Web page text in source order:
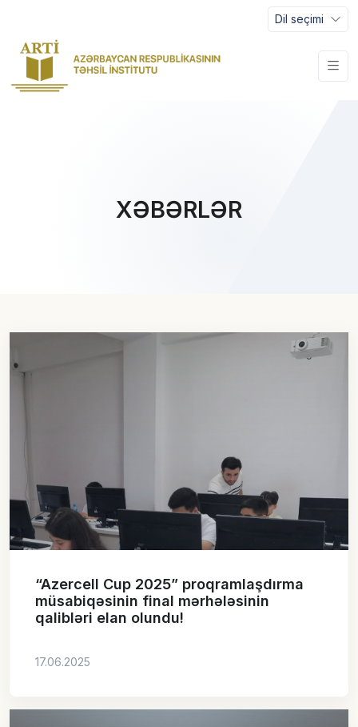
Dil seçimi
XƏBƏRLƏR
“Azercell Cup 2025” proqramlaşdırma
müsabiqəsinin final mərhələsinin
qalibləri elan olundu!
17.06.2025